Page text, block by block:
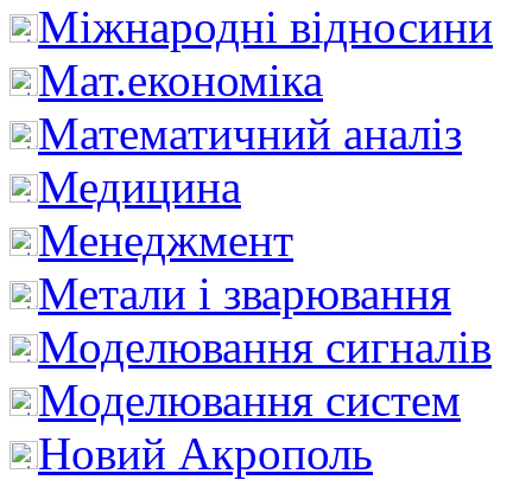
Міжнародні відносини
Мат.економіка
Математичний аналіз
Медицина
Менеджмент
Метали і зварювання
Моделювання сигналів
Моделювання систем
Новий Акрополь